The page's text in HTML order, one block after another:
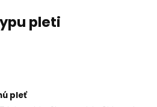
pleti
pleť